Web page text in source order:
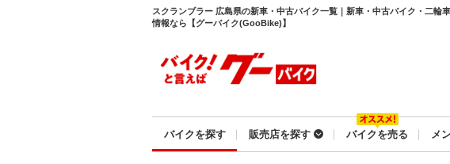
スクランブラー 広島県の新車・中古バイク一覧｜新車・中古バイク・二輪
情報なら【グーバイク(GooBike)】
バイクを探す 販売店を探す バイクを売る メ